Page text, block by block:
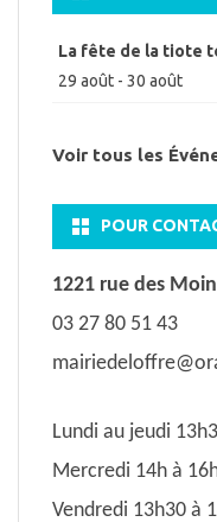
La fête de la tiote
29 août- 30 août
Voir tous les
POUR
1221 rue des
03 27 80 51 43
Lundi au jeudi
Mercredi 14h à
Vendredi 13h30 à